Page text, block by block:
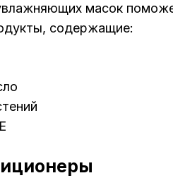
масок
содержащие: